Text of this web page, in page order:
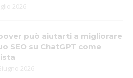
2026
può aiutarti a migliorare
SEO su ChatGPT come
2026